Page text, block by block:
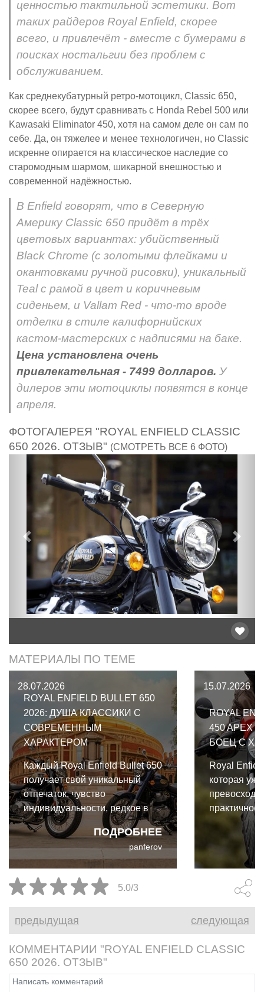
ценностью тактильной эстетики. Вот
таких райдеров Royal Enfield, скорее
всего, и привлечёт - вместе с бумерами в
поисках ностальгии без проблем с
обслуживанием.
Как среднекубатурный ретро-мотоцикл, Classic 650,
скорее всего, будут сравнивать с Honda Rebel 500 или
Kawasaki Eliminator 450, хотя на самом деле он сам по
себе. Да, он тяжелее и менее технологичен, но Classic
искренне опирается на классическое наследие со
старомодным шармом, шикарной внешностью и
современной надёжностью.
В Enfield говорят, что в Северную
Америку Classic 650 придёт в трёх
цветовых вариантах: убийственный
Black Chrome (с золотыми флейками и
окантовками ручной рисовки), уникальный
Teal с рамой в цвет и коричневым
сиденьем, и Vallam Red - что-то вроде
отделки в стиле калифорнийских
кастом-мастерских с надписями на баке.
Цена установлена очень
привлекательная - 7499 долларов. У
дилеров эти мотоциклы появятся в конце
апреля.
ФОТОГАЛЕРЕЯ "ROYAL ENFIELD CLASSIC
650 2026. ОТЗЫВ" (СМОТРЕТЬ ВСЕ 6 ФОТО)
Предыдущий
МАТЕРИАЛЫ ПО ТЕМЕ
28.07.2026
ROYAL ENFIELD BULLET 650
2026: ДУША КЛАССИКИ С
СОВРЕМЕННЫМ
ХАРАКТЕРОМ
ПОДРОБНЕЕ
Каждый Royal Enfield Bullet 650
получает свой уникальный
отпечаток, чувство
индивидуальности, редкое в
современном мотомире.
panferov
15.07.2026
ROYAL
450 APEX
БОЕЦ С
Royal
которая
более
более
на руле и
5.0/3
предыдущая следующая
КОММЕНТАРИИ "ROYAL ENFIELD CLASSIC
650 2026. ОТЗЫВ"